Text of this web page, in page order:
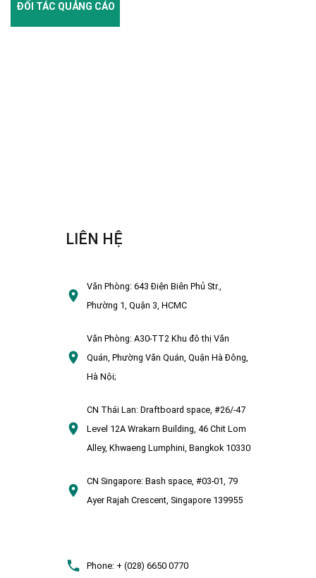
ĐỐI TÁC QUẢNG CÁO
LIÊN HỆ
Văn Phòng:643 Điện Biên Phủ Str.,
Phường 1, Quận 3, HCMC
Văn Phòng:A30-TT2 Khu đô thị Văn
Quán, Phường Văn Quán, Quận Hà Đông,
Hà Nội;
CN Thái Lan: Draftboard space, #26/-47
Level 12A Wrakarn Building, 46 Chit Lom
Alley, Khwaeng Lumphini, Bangkok 10330
CN Singapore: Bash space, #03-01, 79
Ayer Rajah Crescent, Singapore 139955
Phone:+ (028) 6650 0770